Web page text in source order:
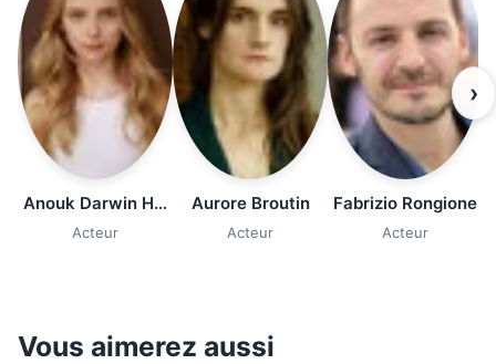
Anouk Darwin Homewood
Acteur
Aurore Broutin
Acteur
Fabrizio Rongione
Acteur
›
Vous aimerez aussi